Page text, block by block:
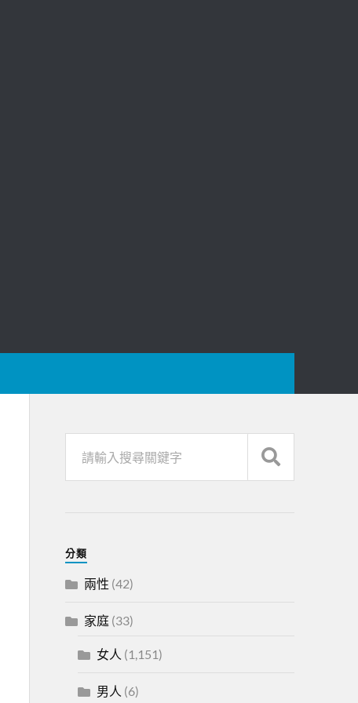
分類
兩性 (42)
家庭(33)
女人 (1,151)
男人 (6)